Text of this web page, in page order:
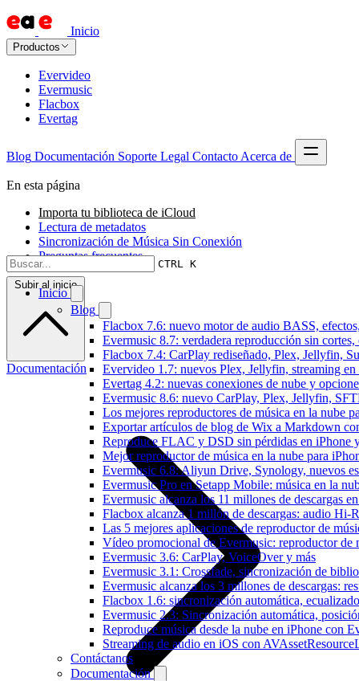
Inicio
Productos
Evervideo
Evermusic
Flacbox
Evertag
Blog Documentación Soporte Legal Contacto Acerca de
CTRL K
Inicio
Blog
Flacbox 7.6: nuevo motor de audio BASS,
Evermusic 8.7: verdadera reproducción sin
Flacbox 7.4: CarPlay rediseñado, Plex, Jellyfin,
Evervideo 1.7: nuevos Plex, Jellyfin, streaming
Evertag 4.2: nuevas conexiones de nube y
Evermusic 8.6: nuevo CarPlay, Plex, Jellyfin,
Los mejores reproductores de música en la nube
Exportar artículos de blog de Wix a Markdown
Reproduce FLAC y DSD sin pérdidas en iPhone
Mejor reproductor de música en la nube para
Evermusic 6.8: Aliyun Drive, Synology, nuevos
Evermusic Pro en Setapp Mobile: música en la
Evermusic alcanza los 11 millones de descargas
Flacbox alcanza 1 millón de descargas: audio Hi-
Las 5 mejores aplicaciones de reproductor de
Vídeo promocional de Evermusic: reproductor de
Evermusic 3.6: CarPlay, VoiceOver y más
Evermusic 3.1: Crossfade, sincronización de
Evermusic alcanza los 3 millones de descargas:
Flacbox 1.6: sincronización automática,
Evermusic 2.3: Sincronización automática,
Reproduce música desde la nube en iPhone con
Streaming de audio en iOS con
Contáctanos
Documentación
En esta página
Importa tu biblioteca de iCloud
Lectura de metadatos
Sincronización de Música Sin Conexión
Preguntas frecuentes
Subir al inicio
Documentación